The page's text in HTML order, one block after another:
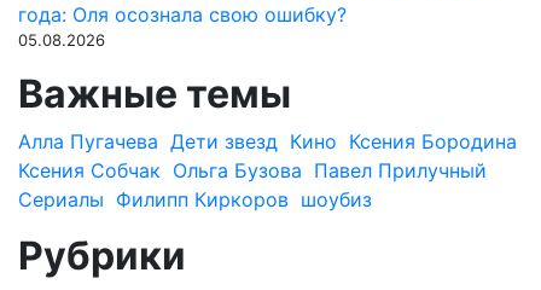
года: Оля осознала свою ошибку?
05.08.2026
Важные темы
Алла Пугачева Дети звезд Кино Ксения Бородина
Ксения Собчак Ольга Бузова Павел Прилучный
Сериалы Филипп Киркоров шоубиз
Рубрики